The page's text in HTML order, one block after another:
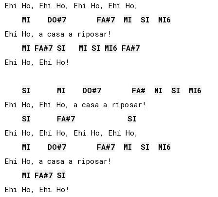
Ehi Ho, Ehi Ho, Ehi Ho, Ehi Ho,
MI
DO#7 FA#7 MI SI MI6
Ehi Ho, a casa a riposar!
MI FA#7 SI MI SI MI6 FA#7
Ehi Ho, Ehi Ho!
SI MI DO#7 FA# MI SI MI6
Ehi Ho, Ehi Ho, a casa a riposar!
SI
FA#7
SI
Ehi Ho, Ehi Ho, Ehi Ho, Ehi Ho,
MI
DO#7 FA#7 MI SI MI6
Ehi Ho, a casa a riposar!
MI FA#7 SI